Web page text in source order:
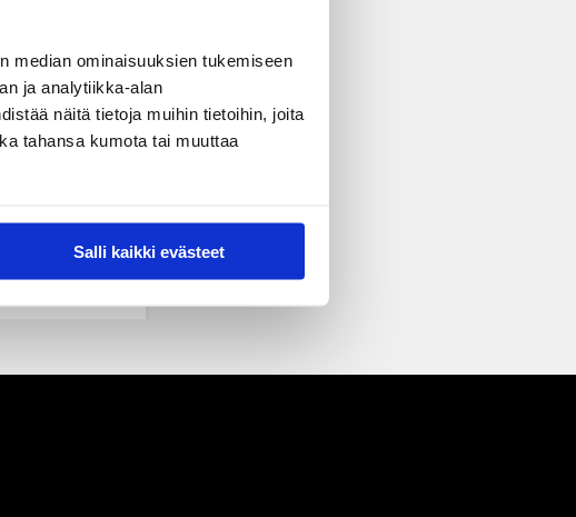
median ominaisuuksien tukemiseen
ja analytiikka-alan
näitä tietoja muihin tietoihin, joita
tahansa kumota tai muuttaa
Salli kaikki evästeet